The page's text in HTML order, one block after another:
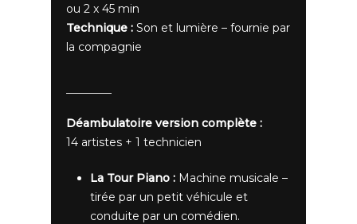
ou 2 x 45 min
Technique : Son et lumière – fournie par
la compagnie
Déambulatoire version complète :
14 artistes + 1 technicien
La Tour Piano : Machine musicale –
tirée par un petit véhicule et
conduite par un comédien.